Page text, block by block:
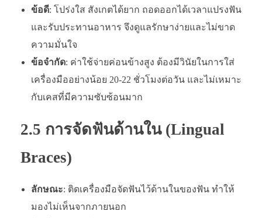
ข้อดี: โปร่งใส สังเกตได้ยาก ถอดออกได้เวลาแปรงฟัน
และรับประทานอาหาร จึงดูแลรักษาง่ายและไม่ขาด
ความมั่นใจ
ข้อจำกัด: ค่าใช้จ่ายค่อนข้างสูง ต้องมีวินัยในการใส่
เครื่องมืออย่างน้อย 20-22 ชั่วโมงต่อวัน และไม่เหมาะ
กับเคสที่มีความซับซ้อนมาก
2.5 การจัดฟันด้านใน (Lingual
Braces)
ลักษณะ: ติดเครื่องมือจัดฟันไว้ด้านในของฟัน ทำให้
มองไม่เห็นจากภายนอก